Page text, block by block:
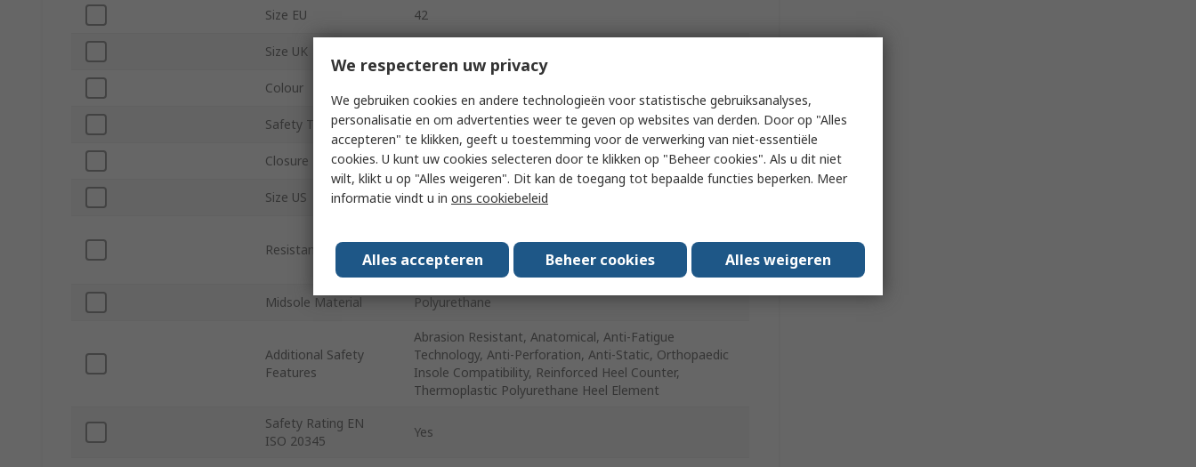
Size EU 42
Size UK
Colour
Safety Toe Type Aluminium
Closure Type 2 Flat Laces, Lace
Size US 9
Resistance Features
Anti-Static, Anti-Twist, Breathable, ESD, Slip Resistant,
Water Resistant
Midsole Material Polyurethane
Additional Safety
Features
Abrasion Resistant, Anatomical, Anti-Fatigue
Technology, Anti-Perforation, Anti-Static, Orthopaedic
Insole Compatibility, Reinforced Heel Counter,
Thermoplastic Polyurethane Heel Element
Safety Rating EN
ISO 20345
Yes
We respecteren uw privacy
We gebruiken cookies en andere technologieën voor statistische gebruiksanalyses,
personalisatie en om advertenties weer te geven op websites van derden. Door op "Alles
accepteren" te klikken, geeft u toestemming voor de verwerking van niet-essentiële
cookies. U kunt uw cookies selecteren door te klikken op "Beheer cookies". Als u dit niet
wilt, klikt u op "Alles weigeren". Dit kan de toegang tot bepaalde functies beperken. Meer
informatie vindt u in ons cookiebeleid
Alles accepteren Beheer cookies Alles weigeren